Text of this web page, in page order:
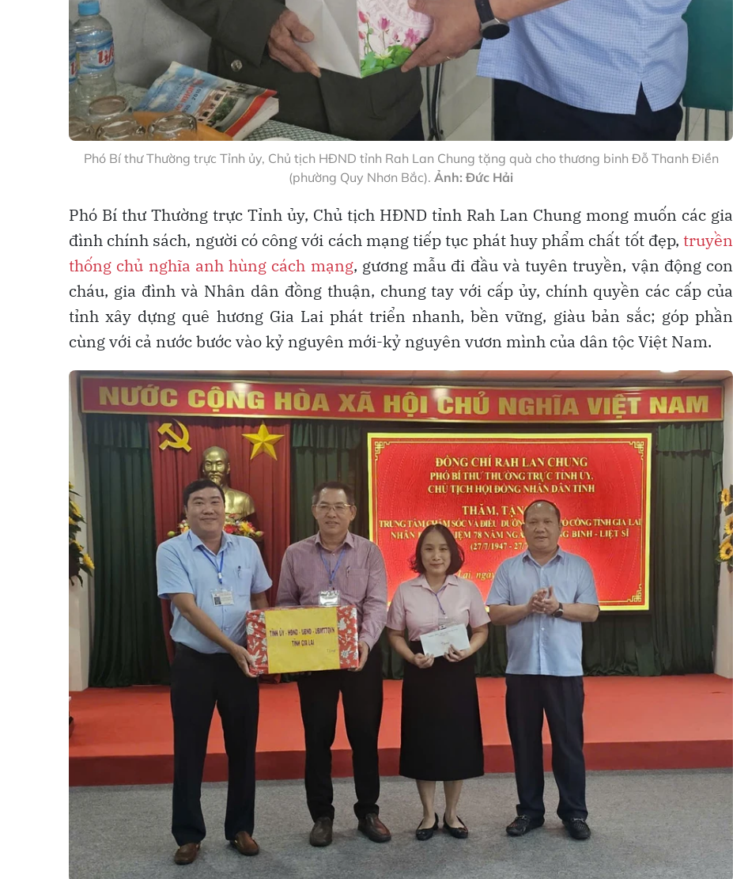
Phó Bí thư Thường trực Tỉnh ủy, Chủ tịch HĐND tỉnh Rah Lan Chung tặng quà cho thương binh Đỗ Thanh Điền
(phường Quy Nhơn Bắc). Ảnh: Đức Hải
Phó Bí thư Thường trực Tỉnh ủy, Chủ tịch HĐND tỉnh Rah Lan Chung mong muốn các gia
đình chính sách, người có công với cách mạng tiếp tục phát huy phẩm chất tốt đẹp, truyền
thống chủ nghĩa anh hùng cách mạng, gương mẫu đi đầu và tuyên truyền, vận động con
cháu, gia đình và Nhân dân đồng thuận, chung tay với cấp ủy, chính quyền các cấp của
tỉnh xây dựng quê hương Gia Lai phát triển nhanh, bền vững, giàu bản sắc; góp phần
cùng với cả nước bước vào kỷ nguyên mới-kỷ nguyên vươn mình của dân tộc Việt Nam.